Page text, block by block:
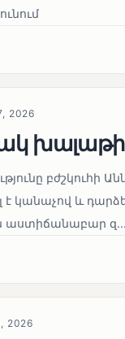
2026
բժշկուհի
կանաչով և
աստիճանաբար
2026